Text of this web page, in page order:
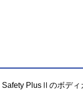
Safety PlusⅡのボディ